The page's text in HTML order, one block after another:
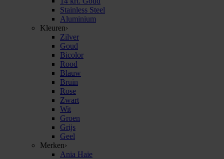
Stainless Steel
Aluminium
Kleuren›
Zilver
Goud
Bicolor
Rood
Blauw
Bruin
Rose
Zwart
Wit
Groen
Grijs
Geel
Merken›
Ania Haie